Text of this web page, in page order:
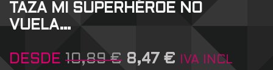
TAZA MI SUPERHÉROE NO
VUELA…
DESDE 10,89€ 8,47 € IVA INCL